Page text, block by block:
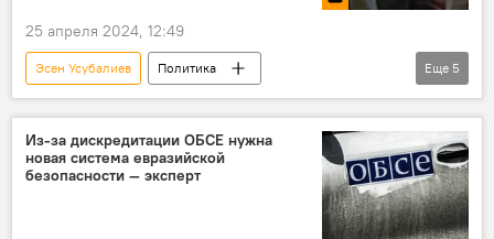
25 апреля 2024, 12:49
Эсен Усубалиев
Политика
Центральная Азия
Евразия
Россия
Великобритания
влияние
Еще 5
Из-за дискредитации ОБСЕ нужна
новая система евразийской
безопасности — эксперт